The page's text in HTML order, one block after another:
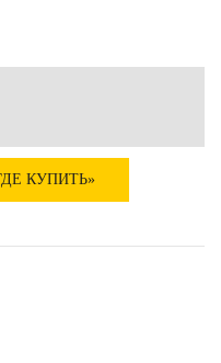
КУПИТЬ»